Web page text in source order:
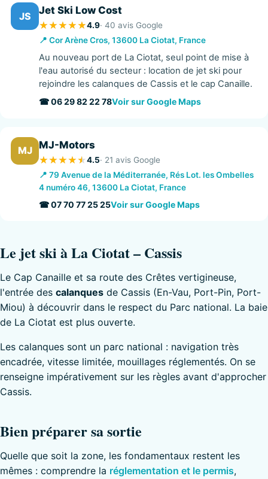
JS Jet Ski Low Cost
4.9· 40 avis Google
📍 Cor Arène Cros, 13600 La Ciotat, France
Au nouveau port de La Ciotat, seul point de mise à
l'eau autorisé du secteur : location de jet ski pour
rejoindre les calanques de Cassis et le cap Canaille.
☎ 06 29 82 22 78Voir sur Google Maps
MJ MJ-Motors
4.5· 21 avis Google
📍 79 Avenue de la Méditerranée, Rés Lot. les Ombelles
4 numéro 46, 13600 La Ciotat, France
☎ 07 70 77 25 25Voir sur Google Maps
Le jet ski à La Ciotat – Cassis
Le Cap Canaille et sa route des Crêtes vertigineuse,
l'entrée des calanques de Cassis (En-Vau, Port-Pin, Port-
Miou) à découvrir dans le respect du Parc national. La baie
de La Ciotat est plus ouverte.
Les calanques sont un parc national : navigation très
encadrée, vitesse limitée, mouillages réglementés. On se
renseigne impérativement sur les règles avant d'approcher
Cassis.
Bien préparer sa sortie
Quelle que soit la zone, les fondamentaux restent les
mêmes : comprendre la réglementation et le permis,